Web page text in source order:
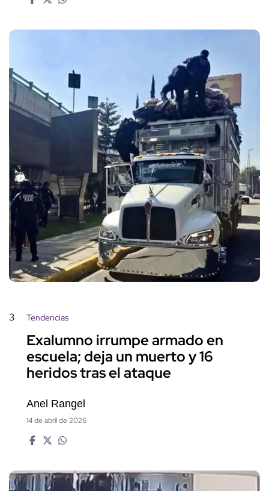
3 Tendencias
Exalumno irrumpe armado en
escuela; deja un muerto y 16
heridos tras el ataque
Anel Rangel
14 de abril de 2026